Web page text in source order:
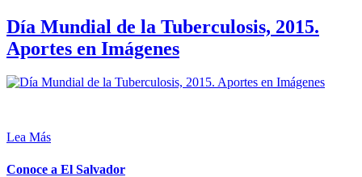
Día Mundial de la Tuberculosis, 2015.
Aportes en Imágenes
Lea Más
Conoce a El Salvador